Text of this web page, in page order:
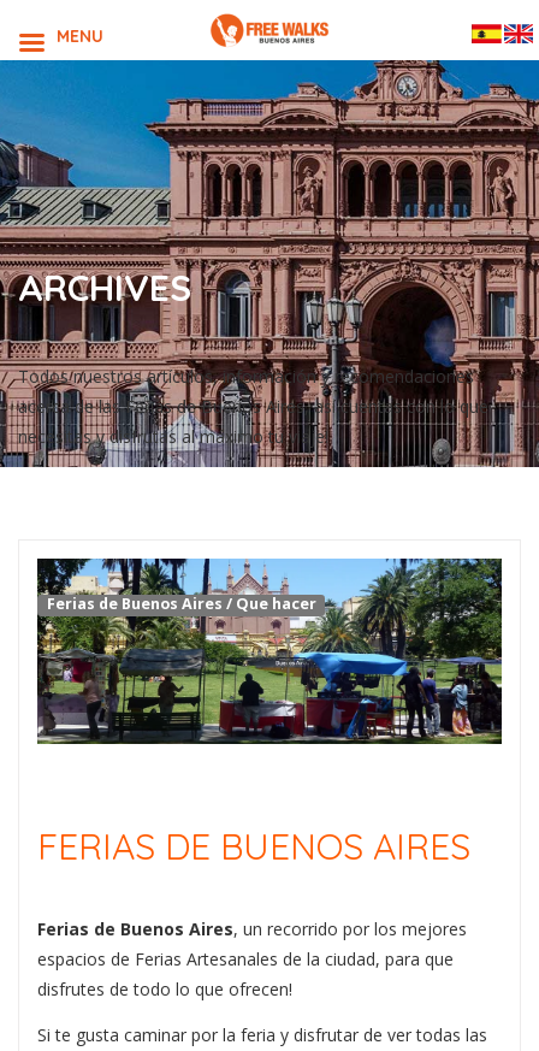
ARCHIVES
Todos nuestros artículos, información y recomendaciones
acerca de las Ferias de Buenos Aires, así cuentas con lo que
necesitas y disfrutas al máximo tu viaje!
Ferias de Buenos Aires / Que hacer
FERIAS DE BUENOS AIRES
Ferias de Buenos Aires, un recorrido por los mejores
espacios de Ferias Artesanales de la ciudad, para que
disfrutes de todo lo que ofrecen!
Si te gusta caminar por la feria y disfrutar de ver todas las
MENU